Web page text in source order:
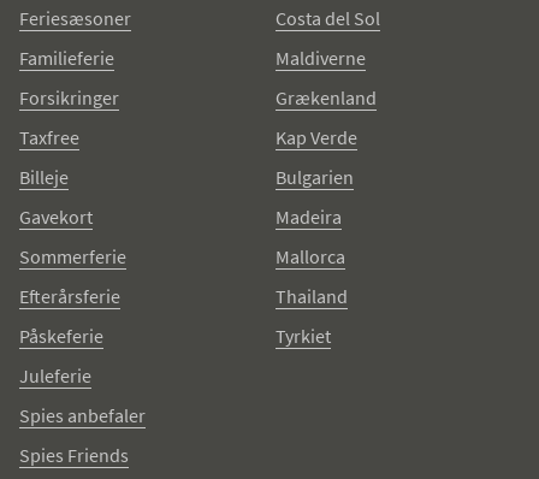
Feriesæsoner
Familieferie
Forsikringer
Taxfree
Billeje
Gavekort
Sommerferie
Efterårsferie
Påskeferie
Juleferie
Spies anbefaler
Spies Friends
Costa del Sol
Maldiverne
Grækenland
Kap Verde
Bulgarien
Madeira
Mallorca
Thailand
Tyrkiet